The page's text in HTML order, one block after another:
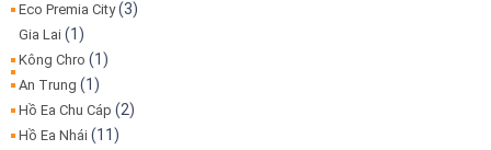
Eco Premia City(3)
Gia Lai (1)
Kông Chro (1)
An Trung (1)
Hồ Ea Chu Cáp (2)
Hồ Ea Nhái (11)